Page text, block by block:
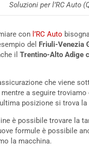
Soluzioni per l’RC Auto
con l’RC Auto
del Friuli-Venezia
il Trentino-Alto Adige
che viene
mentre a seguire troviamo
posizione si trova
è possibile trovare la
formule è possibile
la macchina.